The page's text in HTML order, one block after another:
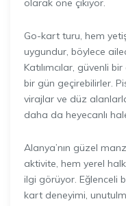
olarak öne çıkıyor.
Go-kart turu, hem
uygundur, böylece
Katılımcılar, güvenli
bir gün geçirebilirler.
virajlar ve düz
daha da heyecanlı
Alanya’nın güzel
aktivite, hem yerel
ilgi görüyor. Eğlenceli
kart deneyimi,